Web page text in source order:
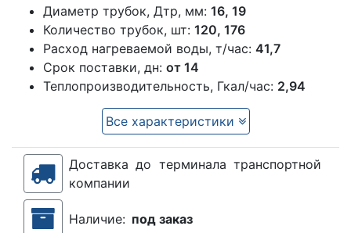
Диаметр трубок, Дтр, мм: 16, 19
Количество трубок, шт: 120, 176
Расход нагреваемой воды, т/час: 41,7
Срок поставки, дн: от 14
Теплопроизводительность, Гкал/час: 2,94
Все характеристики
Доставка до терминала транспортной
компании
Наличие: под заказ